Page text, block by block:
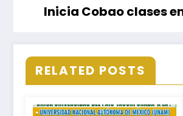
Inicia Cobao clases
RELATED POSTS